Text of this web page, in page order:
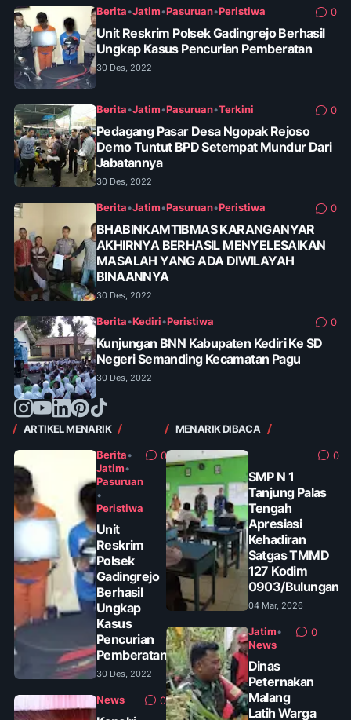
Berita•Jatim•Pasuruan•Peristiwa 0
Unit Reskrim Polsek Gadingrejo Berhasil
Ungkap Kasus Pencurian Pemberatan
30 Des, 2022
Berita•Jatim•Pasuruan•Terkini 0
Pedagang Pasar Desa Ngopak Rejoso
Demo Tuntut BPD Setempat Mundur Dari
Jabatannya
30 Des, 2022
Berita•Jatim•Pasuruan•Peristiwa 0
BHABINKAMTIBMAS KARANGANYAR
AKHIRNYA BERHASIL MENYELESAIKAN
MASALAH YANG ADA DIWILAYAH
BINAANNYA
30 Des, 2022
Berita•Kediri•Peristiwa 0
Kunjungan BNN Kabupaten Kediri Ke SD
Negeri Semanding Kecamatan Pagu
30 Des, 2022
ARTIKEL MENARIK
Berita•
Jatim•
Pasuruan
•
Peristiwa
0
Unit
Reskrim
Polsek
Gadingrejo
Berhasil
Ungkap
Kasus
Pencurian
Pemberatan
30 Des, 2022
News 0
MENARIK DIBACA
0
SMP N 1
Tanjung Palas
Tengah
Apresiasi
Kehadiran
Satgas TMMD
127 Kodim
0903/Bulungan
04 Mar, 2026
Jatim•
News
0
Dinas
Peternakan
Malang
Latih Warga